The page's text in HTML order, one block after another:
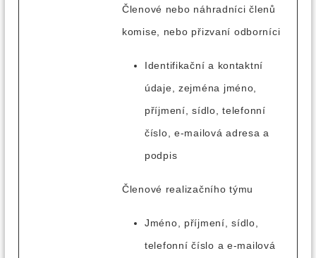
Členové nebo náhradníci členů
komise, nebo přizvaní odborníci
Identifikační a kontaktní
údaje, zejména jméno,
příjmení, sídlo, telefonní
číslo, e-mailová adresa a
podpis
Členové realizačního týmu
Jméno, příjmení, sídlo,
telefonní číslo a e-mailová